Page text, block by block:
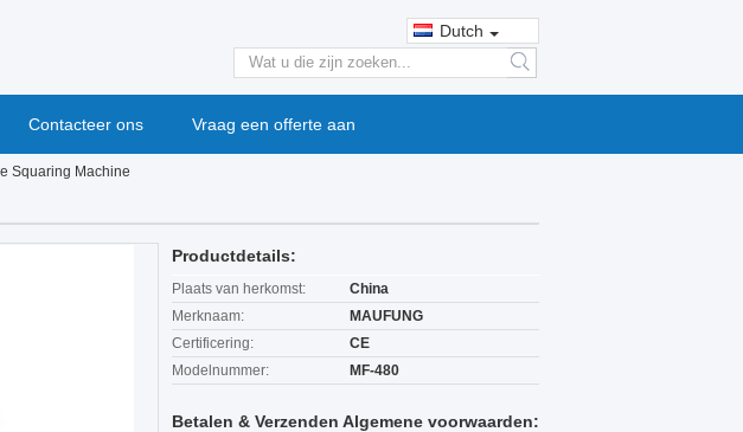
Dutch
search
Contacteer ons Vraag een offerte aan
Squaring Machine
Productdetails:
Plaats van herkomst:
China
Merknaam:
MAUFUNG
Certificering:
CE
Modelnummer:
MF-480
Betalen & Verzenden Algemene voorwaarden: